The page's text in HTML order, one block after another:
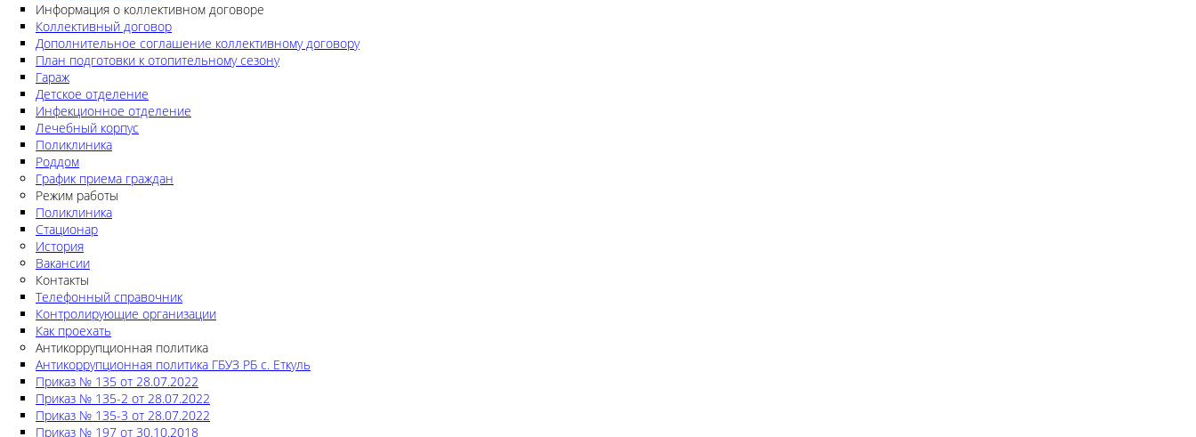
Информация о коллективном договоре
Коллективный договор
Дополнительное соглашение коллективному договору
План подготовки к отопительному сезону
Гараж
Детское отделение
Инфекционное отделение
Лечебный корпус
Поликлиника
Роддом
График приема граждан
Режим работы
Поликлиника
Стационар
История
Вакансии
Контакты
Телефонный справочник
Контролирующие организации
Как проехать
Антикоррупционная политика
Антикоррупционная политика ГБУЗ РБ с. Еткуль
Приказ № 135 от 28.07.2022
Приказ № 135-2 от 28.07.2022
Приказ № 135-3 от 28.07.2022
Приказ № 197 от 30.10.2018